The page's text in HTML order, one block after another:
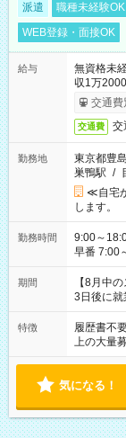
派遣 職種未経験OK
WEB登録・面接OK
給与
無資格未
収1万
交通費
交通費 交
勤務地
東京都豊
巣鴨駅 /
≪自宅
します。
勤務時間
9:00～18:00（休憩60分
早番 7:00
と休みを
「できれ
ね。 ※Wワーク希望の方へ 今ご覧のお仕事で希望する勤務時間
と、もう1
合は応募
期間
【8月中
3日後に就
特徴 履歴書不
上の大量
気になる！